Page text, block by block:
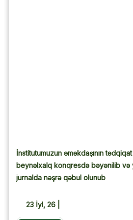
İnstitutumuzun əməkdaşının
beynəlxalq konqresdə bəyənilib və
jurnalda nəşrə qəbul olunub
23 İyl, 26